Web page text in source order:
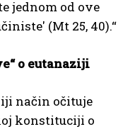
jednom od ove
(Mt 25, 40).“
o eutanaziji
način očituje
konstituciji o